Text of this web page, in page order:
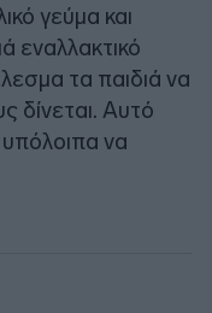
γεύμα και
εναλλακτικό
τα παιδιά να
δίνεται. Αυτό
να